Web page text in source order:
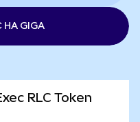
НА GIGA
RLC Token